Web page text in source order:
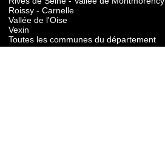
Roissy - Carnelle
Vallée de l'Oise
Vexin
Toutes les communes du département